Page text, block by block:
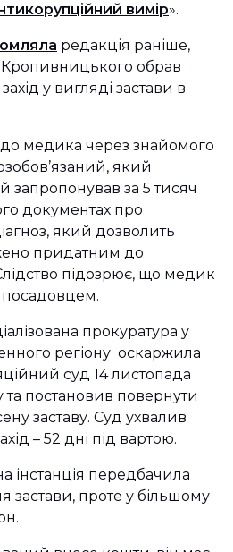
вимір».
редакція раніше,
обрав
у вигляді застави в
до медика через знайомого
який
запропонував за 5 тисяч
документах про
який дозволить
придатним до
підозрює, що медик
посадовцем.
прокуратура у
регіону оскаржила
суд 14 листопада
та постановив повернути
заставу. Суд ухвалив
– 52 дні під вартою.
інстанція передбачила
застави, проте у більшому